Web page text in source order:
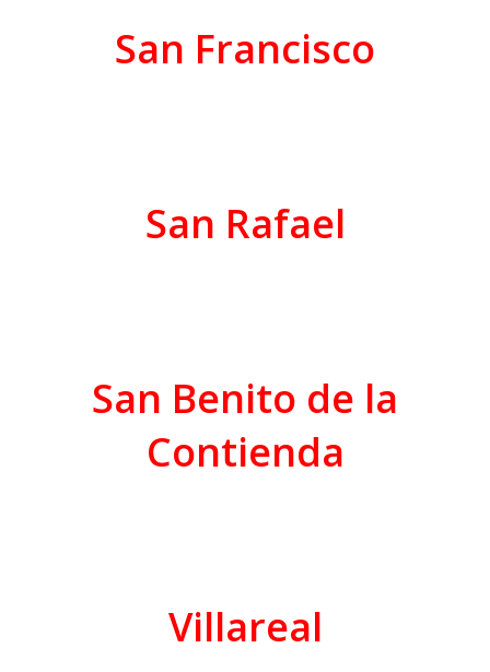
San Francisco
San Rafael
San Benito de la
Contienda
Villareal